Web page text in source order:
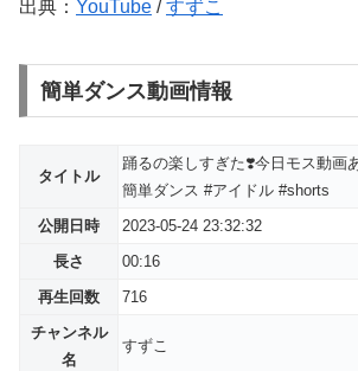
出典： YouTube /すずこ
簡単ダンス動画情報
タイトル
踊るの楽しすぎた❣️今日モス動画
簡単ダンス #アイドル #shorts
公開日時
2023-05-24 23:32:32
長さ
00:16
再生回数
716
チャンネル
名
すずこ